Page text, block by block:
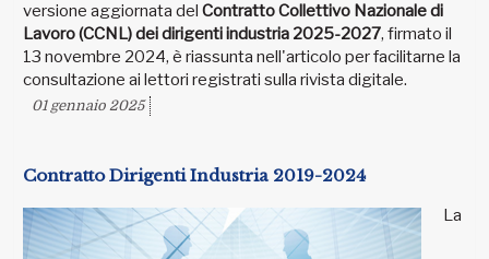
versione aggiornata del Contratto Collettivo Nazionale di
Lavoro (CCNL) dei dirigenti industria 2025-2027, firmato il
13 novembre 2024, è riassunta nell'articolo per facilitarne la
consultazione ai lettori registrati sulla rivista digitale.
01 gennaio 2025
Contratto Dirigenti Industria 2019-2024
La